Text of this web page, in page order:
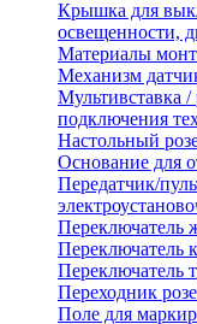
Крышка для
освещенности,
Материалы
Механизм
Мультивставка
подключения
Настольный
Основание для
Передатчик/
Переключатель
Переключатель
Переходник
Поле для